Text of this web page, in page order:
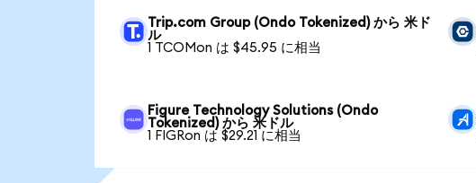
Trip.com Group (Ondo Tokenized) から 米ド
ル
1 TCOMon は $45.95 に相当
Figure Technology Solutions (Ondo
Tokenized) から 米ドル
1 FIGRon は $29.21 に相当